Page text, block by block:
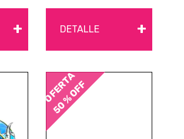
+ DETALLE +
OFERTA
50 % OFF